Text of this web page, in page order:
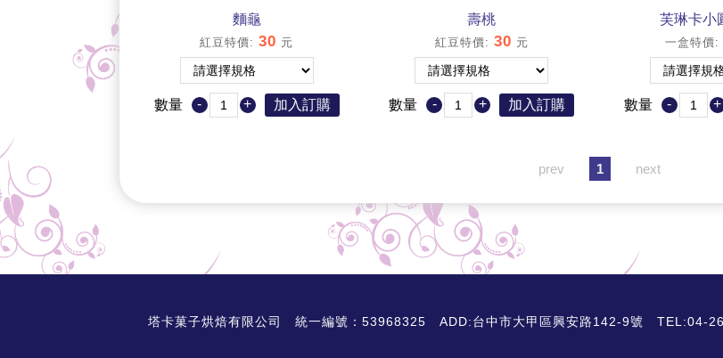
麵龜
紅豆特價:30 元
數量 - + 加入訂購
壽桃
紅豆特價: 30 元
數量 - + 加入訂購
芙琳卡小
一盒特價:
數量 - +
prev 1 next
塔卡菓子烘焙有限公司 統一編號：53968325 ADD:台中市大甲區興安路142-9號 TEL:04-